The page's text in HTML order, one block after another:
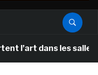
dans les salles de